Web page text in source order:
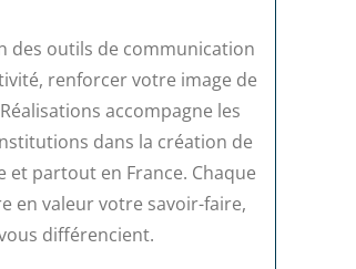
des outils de communication
renforcer votre image de
accompagne les
dans la création de
et partout en France. Chaque
en valeur votre savoir-faire,
différencient.